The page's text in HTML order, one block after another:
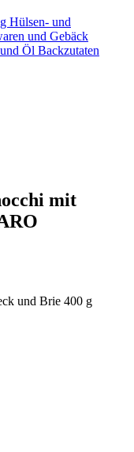
Hülsen- und
und Gebäck
Öl Backzutaten
mit